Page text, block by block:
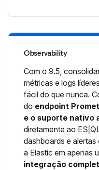
Observability
Com o 9.5,
métricas e logs
fácil do que nunca.
do endpoint
e o suporte nativo
diretamente ao
dashboards e
a Elastic em apenas
integração